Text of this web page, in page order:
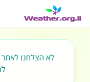
לא הצלחנו